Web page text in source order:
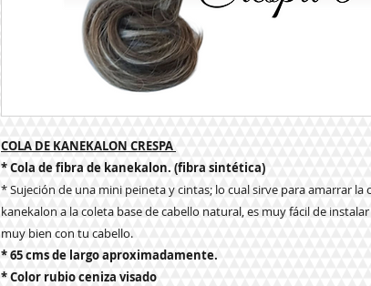
COLA DE KANEKALON CRESPA
* Cola de fibra de kanekalon. (fibra sintética)
* Sujeción de una mini peineta y cintas; lo cual sirve para amarrar la
kanekalon a la coleta base de cabello natural, es muy fácil de
muy bien con tu cabello.
* 65 cms de largo aproximadamente.
* Color rubio ceniza visado